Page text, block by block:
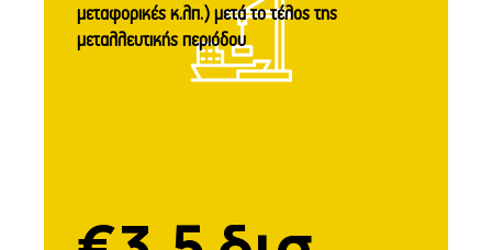
μεταφορικές κ.λπ.) μετά το τέλος της
μεταλλευτικής περιόδου